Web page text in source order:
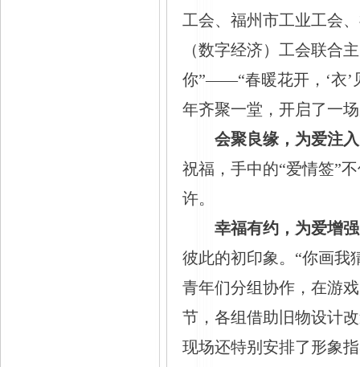
工会、福州市工业工会
（数字经济）工会联合
你”——“春暖花开，‘衣’
年齐聚一堂，开启了一
会聚良缘，为爱注
祝福，手中的“爱情签”
许。
幸福有约，为爱增
彼此的初印象。“你画我
青年们分组协作，在游
节，各组借助旧物设计
现场还特别安排了形象